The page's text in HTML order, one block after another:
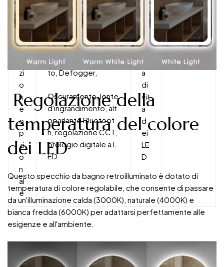
ità
F
u
zi
o
n
e
o
p
zi
o
n
al
e
Interruttore con sen
sore di movimento/
sensore a sfioramen
to, Defogger,
Oscuramento, lente
d'ingrandimento, alt
oparlante Bluetoot
h, regolazione CCT,
orologio digitale a L
ED
D
ur
at
a
di
vit
a
d
ei
LE
D
50000
ore
Regolazione della
temperatura del colore
dei LED
Questo specchio da bagno retroilluminato è dotato di
temperatura di colore regolabile, che consente di passare
da un'illuminazione calda (3000K), naturale (4000K) e
bianca fredda (6000K) per adattarsi perfettamente alle
esigenze e all'ambiente.